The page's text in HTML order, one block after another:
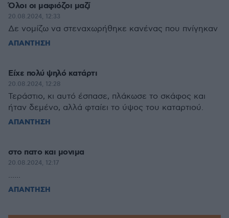
Όλοι οι μαφιόζοι μαζί
20.08.2024, 12:33
Δε νομίζω να στεναχωρήθηκε κανένας που πνίγηκαν
ΑΠΑΝΤΗΣΗ
Είχε πολύ ψηλό κατάρτι
20.08.2024, 12:28
Τεράστιο, κι αυτό έσπασε, πλάκωσε το σκάφος και
ήταν δεμένο, αλλά φταίει το ύψος του καταρτιού.
ΑΠΑΝΤΗΣΗ
στο πατο και μονιμα
20.08.2024, 12:17
......
ΑΠΑΝΤΗΣΗ